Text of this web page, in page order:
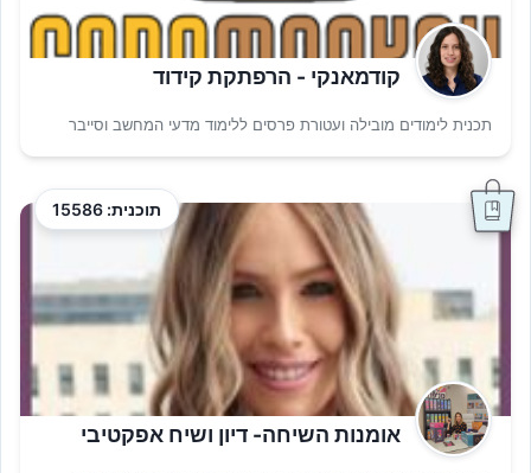
קודמאנקי - הרפתקת קידוד
תכנית לימודים מובילה ועטורת פרסים ללימוד מדעי המחשב וסייבר
תוכנית: 15586
אומנות השיחה- דיון ושיח אפקטיבי